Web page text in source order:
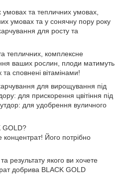
умовах та тепличних умовах,
умовах та у сонячну пору року
для росту та
тепличних, комплексне
ваших рослин, плоди матимуть
сповнені вітамінами!
для вирощування під
для прискорення цвітіння під
для удобрення вуличного
GOLD?
Його потрібно
результату якого ви хочете
добрива BLACK GOLD